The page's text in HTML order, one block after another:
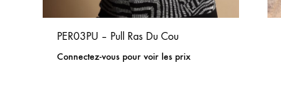
PER03PU – Pull Ras Du Cou
Connectez-vous pour voir les prix